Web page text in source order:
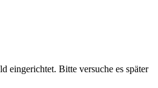
eingerichtet. Bitte versuche es später